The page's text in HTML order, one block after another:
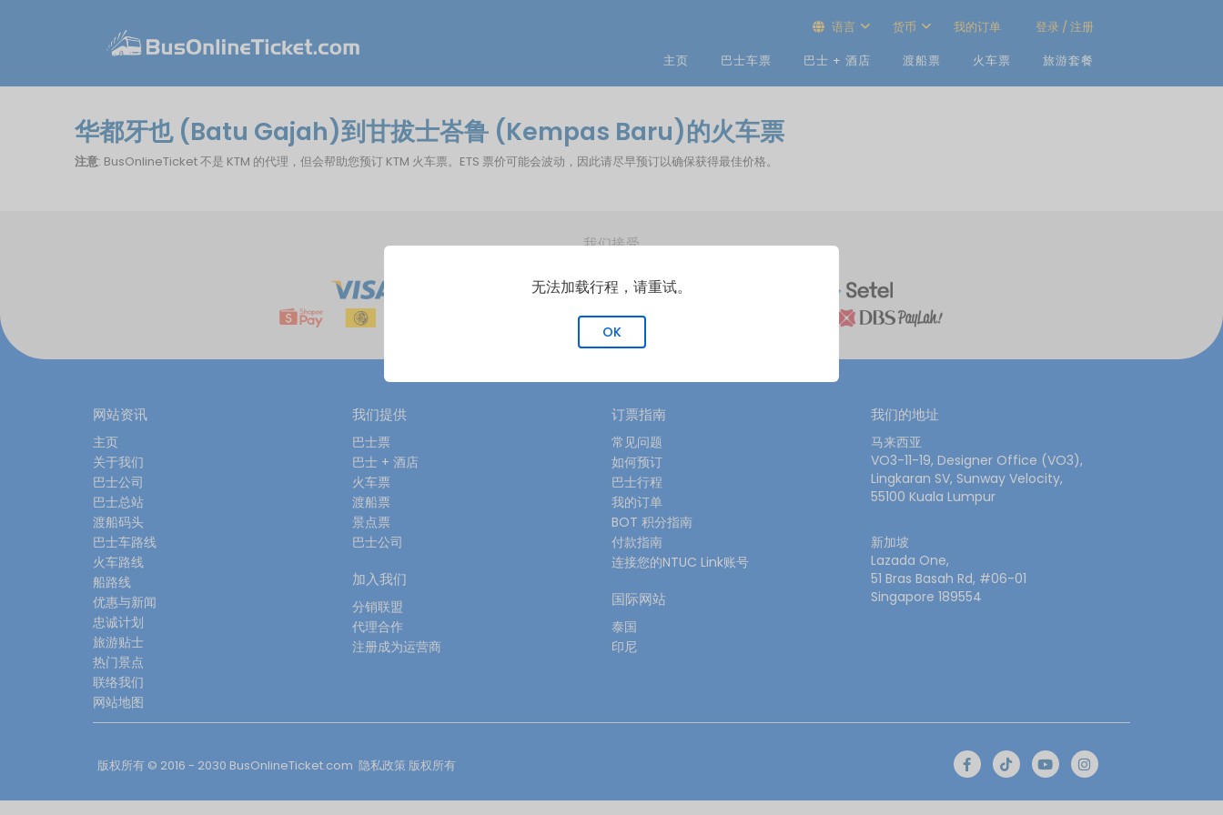
语言 货币 我的订单
登录 / 注册
主页
巴士车票 巴士 + 酒店 渡船票 火车票 旅游套餐
华都牙也 (Batu Gajah)到甘拔士峇鲁 (Kempas Baru)的火车票
注意: BusOnlineTicket 不是 KTM 的代理，但会帮助您预订 KTM 火车票。ETS 票价可能会波动，因此请尽早预订以确保获得最佳价格。
我们接受
网站资讯
主页
关于我们
巴士公司
巴士总站
渡船码头
巴士车路线
火车路线
船路线
优惠与新闻
忠诚计划
旅游贴士
热门景点
联络我们
网站地图
我们提供
巴士票
巴士 + 酒店
火车票
渡船票
景点票
巴士公司
加入我们
分销联盟
代理合作
注册成为运营商
订票指南
常见问题
如何预订
巴士行程
我的订单
BOT 积分指南
付款指南
连接您的NTUC Link账号
国际网站
泰国
印尼
我们的地址
马来西亚
VO3-11-19, Designer Office (VO3),
Lingkaran SV, Sunway Velocity,
55100 Kuala Lumpur
新加坡
Lazada One,
51 Bras Basah Rd, #06-01
Singapore 189554
版权所有 © 2016 - 2030 BusOnlineTicket.com 隐私政策 版权所有
无法加载行程，请重试。
OK